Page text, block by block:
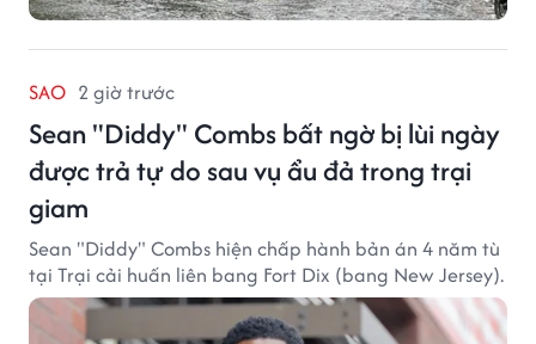
SAO 2 giờ trước
Sean "Diddy" Combs bất ngờ bị lùi ngày
được trả tự do sau vụ ẩu đả trong trại
giam
Sean "Diddy" Combs hiện chấp hành bản án 4 năm tù
tại Trại cải huấn liên bang Fort Dix (bang New Jersey).